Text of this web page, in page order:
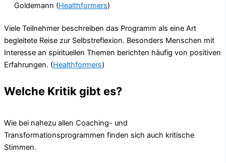
Goldemann (Healthformers)
Viele Teilnehmer beschreiben das Programm als eine Art
begleitete Reise zur Selbstreflexion. Besonders Menschen mit
Interesse an spirituellen Themen berichten häufig von positiven
Erfahrungen. (Healthformers)
Welche Kritik gibt es?
Wie bei nahezu allen Coaching- und
Transformationsprogrammen finden sich auch kritische
Stimmen.